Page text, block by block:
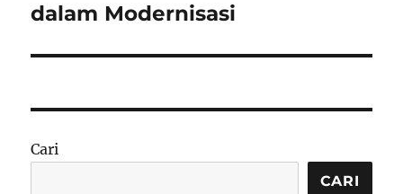
post:
dalam Modernisasi
Cari
CARI